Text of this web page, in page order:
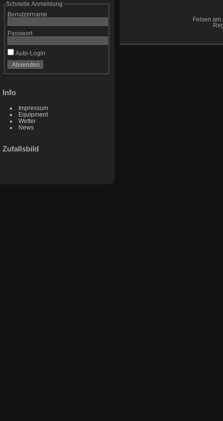
Schnelle Anmeldung
Benutzername
Passwort
Auto-Login
Info
Impressum
Equipment
Wetter
News
Zufallsbild
Felsen am